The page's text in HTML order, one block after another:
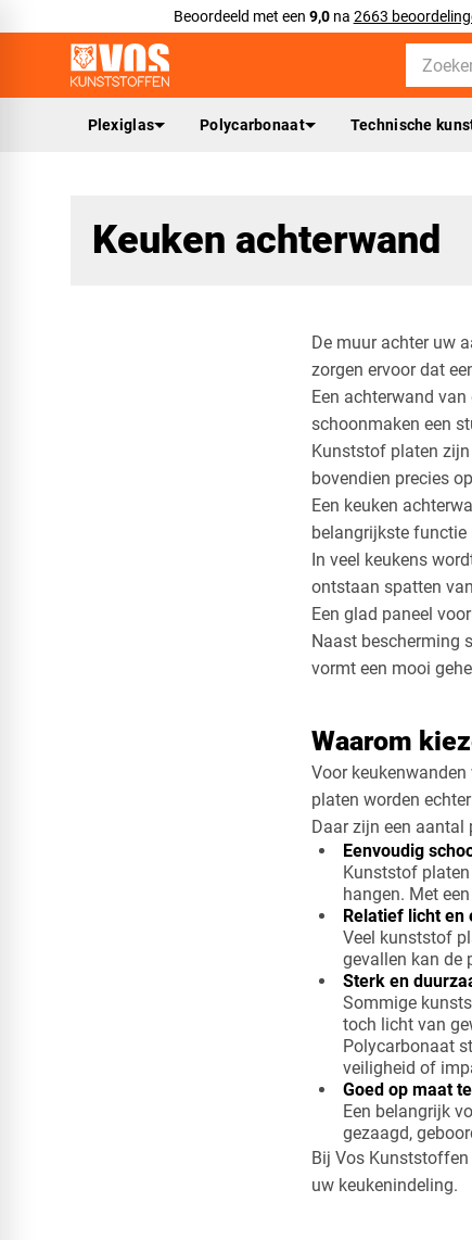
Beoordeeld met een 9,0na 2663
Plexiglas Polycarbonaat Technische
Keuken achterwand
De muur achter uw
zorgen ervoor dat
Een achterwand
schoonmaken een
Kunststof platen
bovendien precies
Een keuken
belangrijkste functie
In veel keukens
ontstaan spatten
Een glad paneel
Naast bescherming
vormt een mooi
Waarom
Voor
platen worden
Daar zijn een aantal
Eenvoudig
Kunststof
hangen. Met
Relatief licht en
Veel kunststof
gevallen kan de
Sterk en
Sommige
toch licht van
​Polycarbonaat
veiligheid of
Goed op maat
Een belangrijk
gezaagd,
Bij Vos
uw keukenindeling.